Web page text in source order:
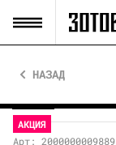
НАЗАД
АКЦИЯ
Арт: 2000000009889